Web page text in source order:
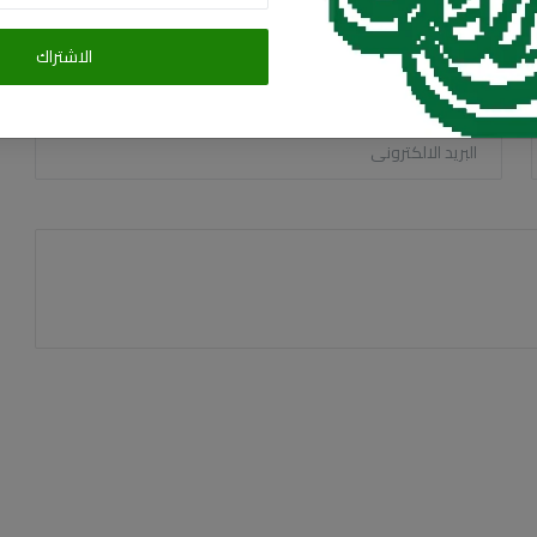
الاشتراك
البريد الالكترونى